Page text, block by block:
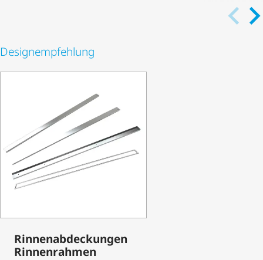
Desi­gn­emp­feh­lung
Rinnen­ab­de­ckungen
Rinnenrahmen